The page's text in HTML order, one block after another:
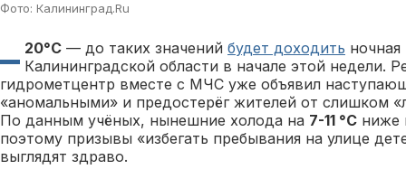
Фото: Калининград.Ru
– 20°С — до таких значений будет доходить
Калининградской области в начале этой недели.
гидрометцентр вместе с МЧС уже объявил
«аномальными» и предостерёг жителей от слишком
По данным учёных, нынешние холода на 7-11 °С ниже
поэтому призывы «избегать пребывания на улице
выглядят здраво.